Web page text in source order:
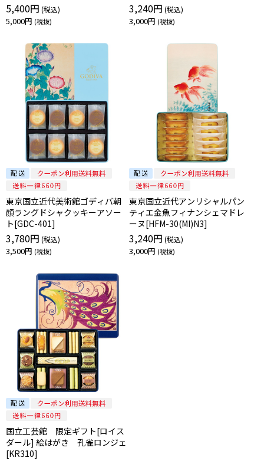
5,400円
5,000円
3,240円
3,000円
東京国立近代美術館ゴディバ朝
顔ラングドシャクッキーアソー
ト[GDC-401]
3,780円
3,500円
東京国立近代アンリシャルパン
ティエ金魚フィナンシェマドレ
ーヌ[HFM-30(MI)N3]
3,240円
3,000円
国立工芸館 限定ギフト[ロイス
ダール] 絵はがき 孔雀ロンジェ
[KR310]